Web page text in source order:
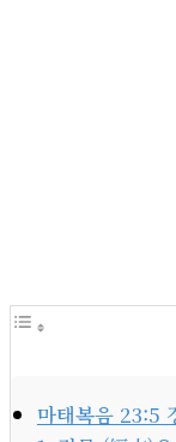
마태복음 23:5